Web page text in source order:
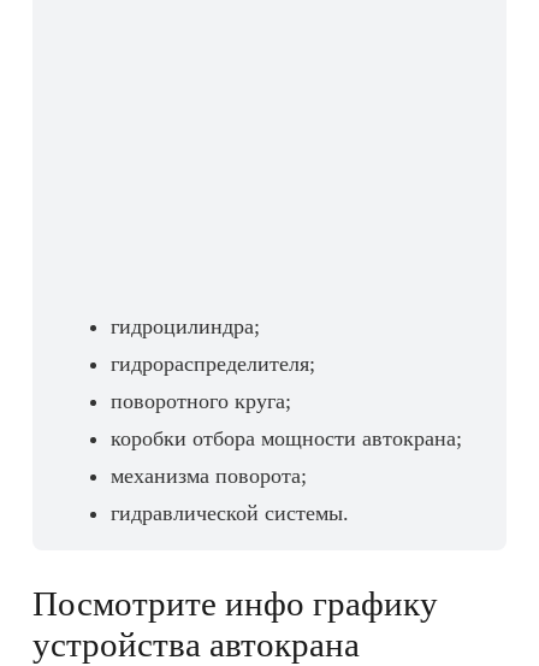
гидроцилиндра;
гидрораспределителя;
поворотного круга;
коробки отбора мощности автокрана;
механизма поворота;
гидравлической системы.
Посмотрите инфо графику
устройства автокрана